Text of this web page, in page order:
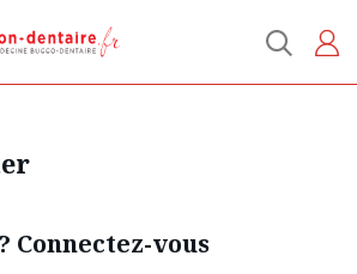
Connectez-vous